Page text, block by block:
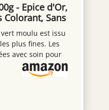
- Epice d'Or,
Colorant, Sans
Artificiel Ni
vert moulu est issu
plus fines. Les
avec soin pour
puis
une finesse
gage de
grand plaisir. 🌿
vert moulu offre